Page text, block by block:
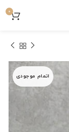
0
اتمام موجودی